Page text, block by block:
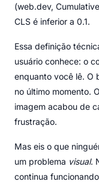
(web.dev,
CLS é inferior a 0.1.
Essa definição
usuário conhece: o
enquanto você lê. O
no último momento.
imagem acabou de
frustração.
Mas eis o que
um problema visual.
continua